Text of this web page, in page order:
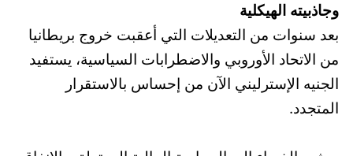
وجاذبيته الهيكلية
بعد سنوات من التعديلات التي أعقبت خروج بريطانيا
من الاتحاد الأوروبي والاضطرابات السياسية، يستفيد
الجنيه الإسترليني الآن من إحساس بالاستقرار
المتجدد.